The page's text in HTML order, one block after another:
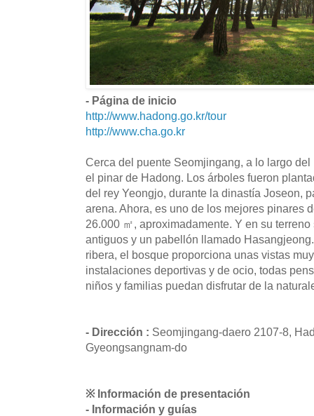
- Página de inicio
http://www.hadong.go.kr/tour
http://www.cha.go.kr
Cerca del puente Seomjingang, a lo largo
el pinar de Hadong. Los árboles fueron
del rey Yeongjo, durante la dinastía Joseon,
arena. Ahora, es uno de los mejores pinares
26.000 ㎡, aproximadamente. Y en su
antiguos y un pabellón llamado
ribera, el bosque proporciona unas vistas
instalaciones deportivas y de ocio, todas
niños y familias puedan disfrutar de la
- Dirección : Seomjingang-daero 2107-8,
Gyeongsangnam-do
※ Información de presentación
- Información y guías